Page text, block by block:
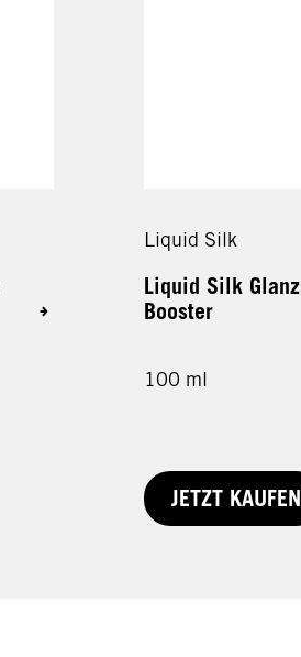
Liquid Silk
Liquid Silk Glanz
Booster
100 ml
JETZT KAUFEN